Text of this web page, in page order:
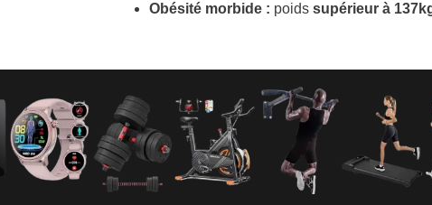
Obésité morbide : poids supérieur à